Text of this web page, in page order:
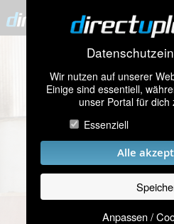
Wir nutzen auf unserer
Einige sind essentiell,
unser Portal für dich
Essenziell
Alle
Anpassen /